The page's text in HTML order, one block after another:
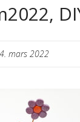
mars 2022